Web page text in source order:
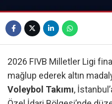
2026 FIVB Milletler Ligi
mağlup ederek altın
Voleybol Takımı,